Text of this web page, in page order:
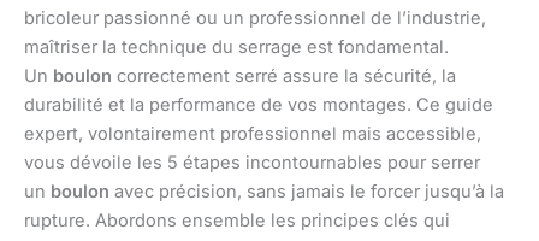
bricoleur passionné ou un professionnel de l’industrie,
maîtriser la technique du serrage est fondamental.
Un boulon correctement serré assure la sécurité, la
durabilité et la performance de vos montages. Ce guide
expert, volontairement professionnel mais accessible,
vous dévoile les 5 étapes incontournables pour serrer
un boulon avec précision, sans jamais le forcer jusqu’à la
rupture. Abordons ensemble les principes clés qui